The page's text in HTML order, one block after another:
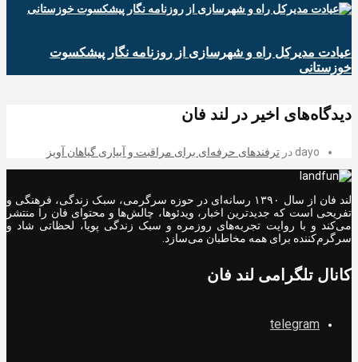
عیادت مدیرکل راه و شهرسازی از روزنامه نگار پیشکسوت
خوزستانی
دیدگاه‌های اخیر در لند فان
dayo در ترفندهای حرفه‌ای برای مراقبت و آبیاری گیاهان آویز
لند فان از سال ۱۳۹۰ رسانه‌ای در حوزه سرگرمی، سبک زندگی، فرهنگی و
تفریحی است که جدیدترین اخبار، ویدئوها، چالش‌ها و محتوای فان را منتشر
می‌کند و با روایت تجربه‌های روزمره و سبک زندگی پویا، لحظاتی شاد و
سرگرم‌کننده برای همه مخاطبان می‌سازد.
کانال تلگرامی لند فان
telegram